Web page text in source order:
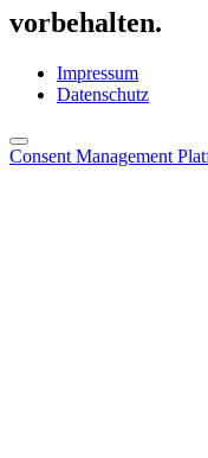
vorbehalten.
Impressum
Datenschutz
Consent Management